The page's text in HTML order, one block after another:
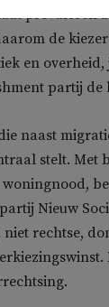
prevaleren
de
en
partij de
naast
stelt. Met
Nieuw
niet rechtse,